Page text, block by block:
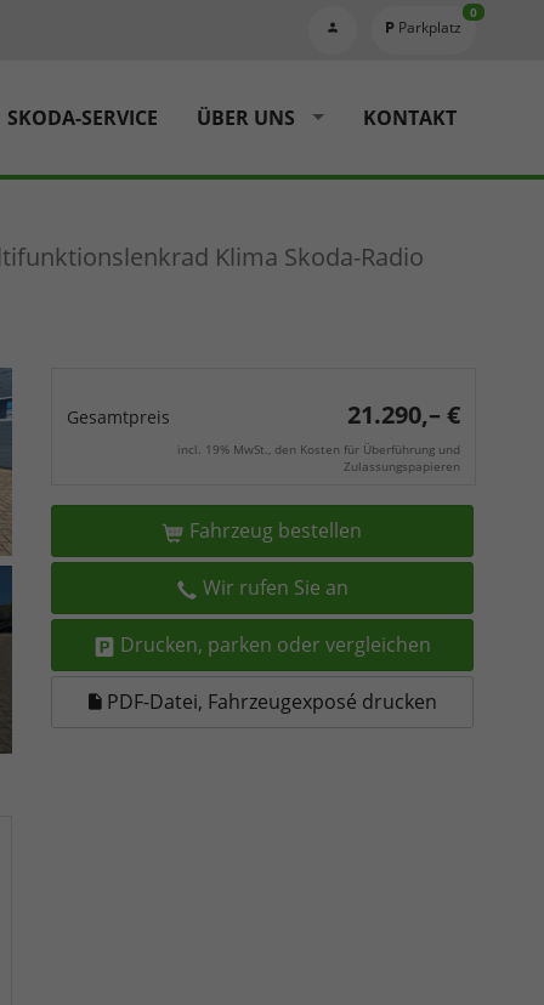
Parkplatz
0
SKODA-SERVICE ÜBER UNS KONTAKT
Klima Skoda-Radio
Gesamtpreis 21.290,– €
incl. 19% MwSt., den Kosten für Überführung und
Zulassungspapieren
Fahrzeug bestellen
Wir rufen Sie an
Drucken, parken oder vergleichen
PDF-Datei, Fahrzeugexposé drucken